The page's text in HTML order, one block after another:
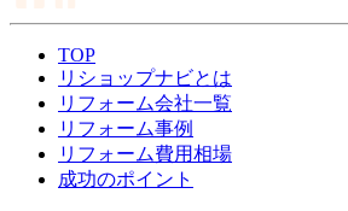
TOP
リショップナビとは
リフォーム会社一覧
リフォーム事例
リフォーム費用相場
成功のポイント